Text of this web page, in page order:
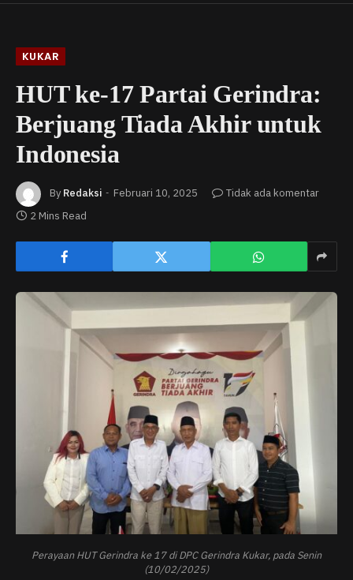
KUKAR
HUT ke-17 Partai Gerindra:
Berjuang Tiada Akhir untuk
Indonesia
By Redaksi Februari 10, 2025
Tidak ada komentar
2 Mins Read
Perayaan HUT Gerindra ke 17 di DPC Gerindra Kukar, pada Senin
(10/02/2025)